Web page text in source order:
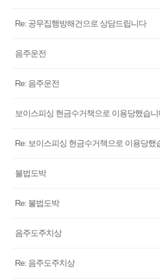
Re: 공무집행방해건으로 상담드립니다
음주운전
Re: 음주운전
보이스피싱 현금수거책으로 이용당했습니
Re: 보이스피싱 현금수거책으로 이용당했
불법도박
Re: 불법도박
음주도주치상
Re: 음주도주치상